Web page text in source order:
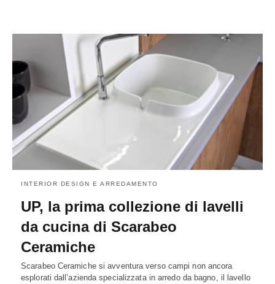
INTERIOR DESIGN E ARREDAMENTO
UP, la prima collezione di lavelli
da cucina di Scarabeo
Ceramiche
Scarabeo Ceramiche si avventura verso campi non ancora
esplorati dall’azienda specializzata in arredo da bagno, il lavello